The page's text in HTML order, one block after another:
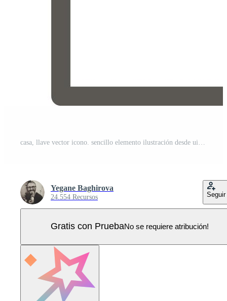
Yegane Baghirova
24.554 Recursos Seguir
Gratis con PruebaNo se requiere atribución!